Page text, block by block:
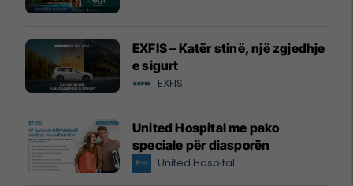
EXFIS – Katër stinë, një zgjedhje
e sigurt
EXFIS
United Hospital me pako
speciale për diasporën
United Hospital